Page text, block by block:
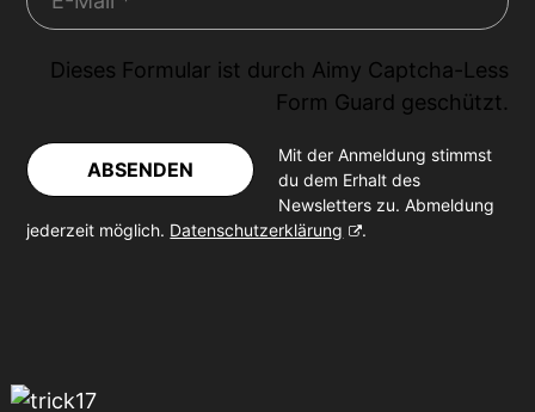
Dieses Formular ist durch Aimy Captcha-Less
Form Guard geschützt.
ABSENDEN
Mit der Anmeldung stimmst
du dem Erhalt des
Newsletters zu. Abmeldung
jederzeit möglich. Datenschutzerklärung .